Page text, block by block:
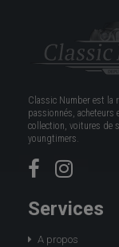
Classic Number est la
passionnés, acheteurs
collection, voitures de
youngtimers.
Services
A propos